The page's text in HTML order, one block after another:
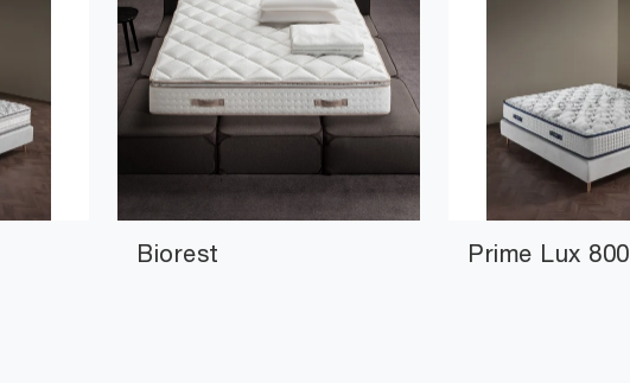
Biorest Prime Lux 800